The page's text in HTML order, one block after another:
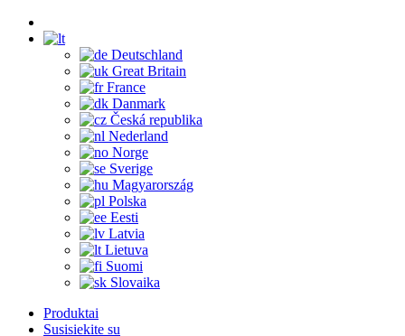
Deutschland
Great Britain
France
Danmark
Česká republika
Nederland
Norge
Sverige
Magyarország
Polska
Eesti
Latvia
Lietuva
Suomi
Slovaika
Produktai
Susisiekite su